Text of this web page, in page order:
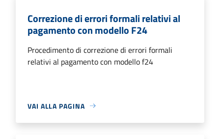
Correzione di errori formali relativi al
pagamento con modello F24
Procedimento di correzione di errori formali
relativi al pagamento con modello f24
VAI ALLA PAGINA